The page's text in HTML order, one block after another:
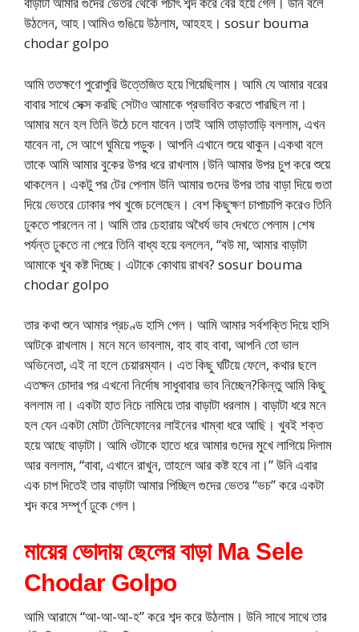
উঠলেন, আহ।আমিও গুঙিয়ে উঠলাম, আহহহ। sosur bouma
chodar golpo
আমি ততক্ষণে পুরোপুরি উত্তেজিত হয়ে গিয়েছিলাম। আমি যে আমার বরের
বাবার সাথে সেক্স করছি সেটাও আমাকে প্রভাবিত করতে পারছিল না।
আমার মনে হল তিনি উঠে চলে যাবেন।তাই আমি তাড়াতাড়ি বললাম, এখন
যাবেন না, সে আগে ঘুমিয়ে পড়ুক। আপনি এখানে শুয়ে থাকুন।একথা বলে
তাকে আমি আমার বুকের উপর ধরে রাখলাম।উনি আমার উপর চুপ করে শুয়ে
থাকলেন। একটু পর টের পেলাম উনি আমার গুদের উপর তার বাড়া দিয়ে গুতা
দিয়ে ভেতরে ঢোকার পথ খুজে চলেছেন। বেশ কিছুক্ষণ চাপাচাপি করেও তিনি
ঢুকতে পারলেন না। আমি তার চেহারায় অধৈর্য ভাব দেখতে পেলাম।শেষ
পর্যন্ত ঢুকতে না পেরে তিনি বাধ্য হয়ে বললেন, “বউ মা, আমার বাড়াটা
আমাকে খুব কষ্ট দিচ্ছে। এটাকে কোথায় রাখব? sosur bouma
chodar golpo
তার কথা শুনে আমার প্রচণ্ড হাসি পেল। আমি আমার সর্বশক্তি দিয়ে হাসি
আটকে রাখলাম। মনে মনে ভাবলাম, বাহ বাহ বাবা, আপনি তো ভাল
অভিনেতা, এই না হলে চেয়ারম্যান। এত কিছু ঘটিয়ে ফেলে, কথার ছলে
এতক্ষন চোদার পর এখনো নির্দোষ সাধুবাবার ভাব নিচ্ছেন?কিন্তু আমি কিছু
বললাম না। একটা হাত নিচে নামিয়ে তার বাড়াটা ধরলাম। বাড়াটা ধরে মনে
হল যেন একটা মোটা টেলিফোনের লাইনের খাম্বা ধরে আছি। খুবই শক্ত
হয়ে আছে বাড়াটা। আমি ওটাকে হাতে ধরে আমার গুদের মুখে লাগিয়ে দিলাম
আর বললাম, “বাবা, এখানে রাখুন, তাহলে আর কষ্ট হবে না।” উনি এবার
এক চাপ দিতেই তার বাড়াটা আমার পিচ্ছিল গুদের ভেতর “ভচ” করে একটা
শব্দ করে সম্পূর্ণ ঢুকে গেল।
মায়ের ভোদায় ছেলের বাড়া Ma Sele
Chodar Golpo
আমি আরামে “আ-আ-আ-হ” করে শব্দ করে উঠলাম। উনি সাথে সাথে তার